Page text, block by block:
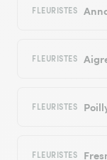
FLEURISTES
FLEURISTES
FLEURISTES
FLEURISTES